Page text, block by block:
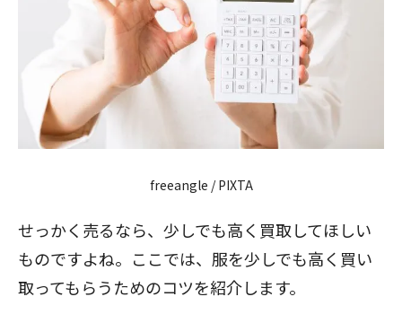
freeangle / PIXTA
せっかく売るなら、少しでも高く買取してほしい
ものですよね。ここでは、服を少しでも高く買い
取ってもらうためのコツを紹介します。